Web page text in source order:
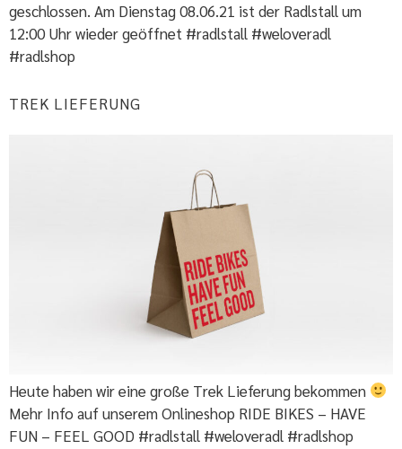
geschlossen. Am Dienstag 08.06.21 ist der Radlstall um
12:00 Uhr wieder geöffnet #radlstall #weloveradl
#radlshop
TREK LIEFERUNG
Heute haben wir eine große Trek Lieferung bekommen
Mehr Info auf unserem Onlineshop RIDE BIKES – HAVE
FUN – FEEL GOOD #radlstall #weloveradl #radlshop